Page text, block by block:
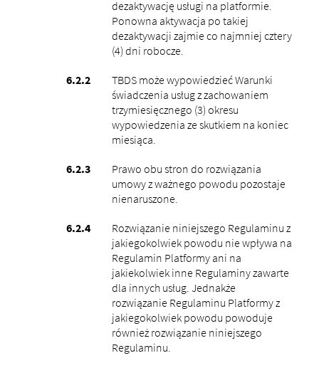
dezaktywację usługi na platformie.
Ponowna aktywacja po takiej
dezaktywacji zajmie co najmniej cztery
(4) dni robocze.
TBDS może wypowiedzieć Warunki
świadczenia usług z zachowaniem
trzymiesięcznego (3) okresu
wypowiedzenia ze skutkiem na koniec
miesiąca.
Prawo obu stron do rozwiązania
umowy z ważnego powodu pozostaje
nienaruszone.
Rozwiązanie niniejszego Regulaminu z
jakiegokolwiek powodu nie wpływa na
Regulamin Platformy ani na
jakiekolwiek inne Regulaminy zawarte
dla innych usług. Jednakże
rozwiązanie Regulaminu Platformy z
jakiegokolwiek powodu powoduje
również rozwiązanie niniejszego
Regulaminu.